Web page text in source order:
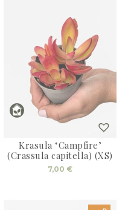
Krasula ‘Campfire’
(Crassula capitella) (XS)
7,00 €